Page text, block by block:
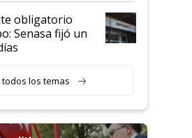
obligatorio
Senasa fijó un
todos los temas